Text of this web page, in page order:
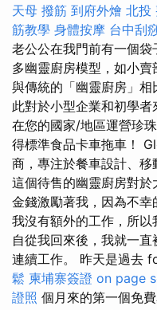
天母 撥筋 到府外燴 北投
筋教學 身體按摩 台中刮
老公公在我門前有一個
多幽靈廚房模型，如小賣
與傳統的「幽靈廚房」
此對於小型企業和初學
在您的國家/地區運營珍
得標準食品卡車拖車！
商，專注於餐車設計、移
這個待售的幽靈廚房對於
金錢激勵著我，因為不幸
我沒有額外的工作，所以
自從我回來後，我就一
連續工作。 昨天是過去
鬆 柬埔寨簽證 on page
證照 個月來的第一個免